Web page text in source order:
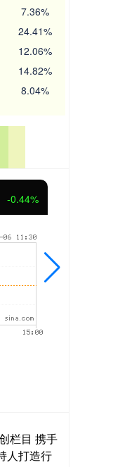
7.36%
24.41%
12.06%
14.82%
8.04%
-0.44%
栏目 携手
人打造行